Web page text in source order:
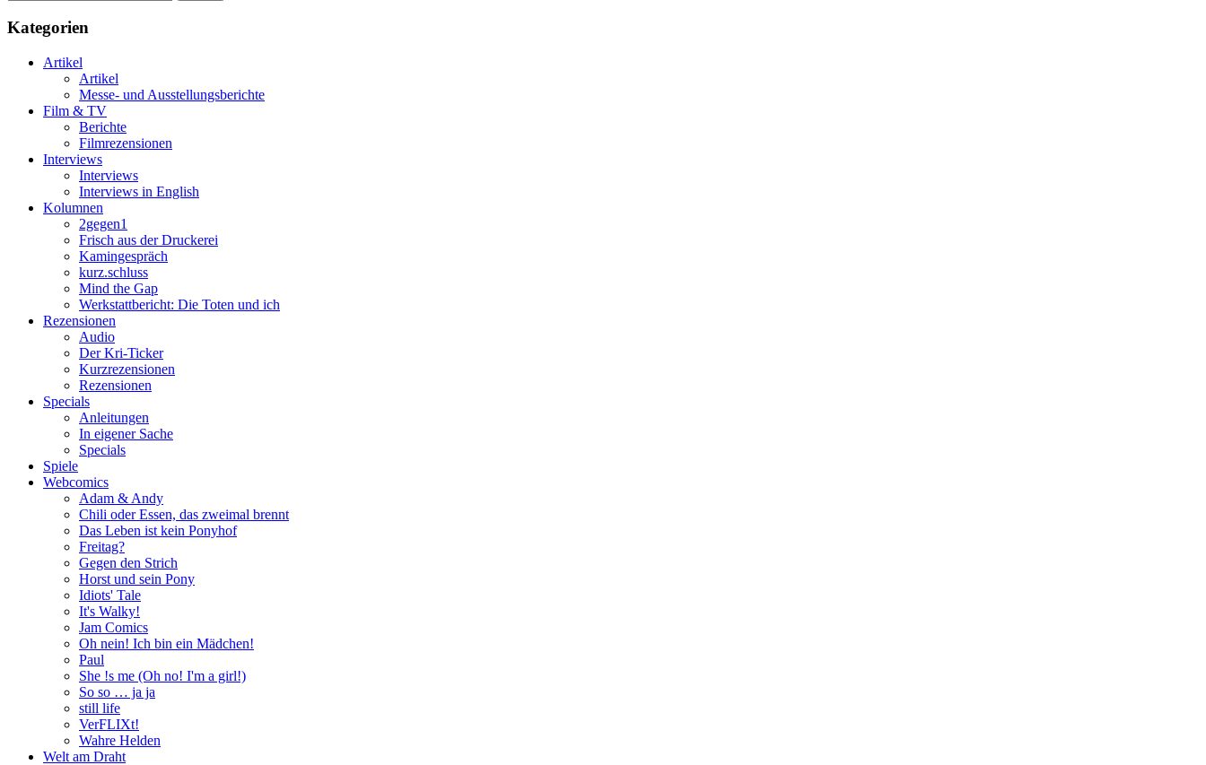
Kategorien
Artikel
Artikel
Messe- und Ausstellungsberichte
Film & TV
Berichte
Filmrezensionen
Interviews
Interviews
Interviews in English
Kolumnen
2gegen1
Frisch aus der Druckerei
Kamingespräch
kurz.schluss
Mind the Gap
Werkstattbericht: Die Toten und ich
Rezensionen
Audio
Der Kri-Ticker
Kurzrezensionen
Rezensionen
Specials
Anleitungen
In eigener Sache
Specials
Spiele
Webcomics
Adam & Andy
Chili oder Essen, das zweimal brennt
Das Leben ist kein Ponyhof
Freitag?
Gegen den Strich
Horst und sein Pony
Idiots' Tale
It's Walky!
Jam Comics
Oh nein! Ich bin ein Mädchen!
Paul
She !s me (Oh no! I'm a girl!)
So so … ja ja
still life
VerFLIXt!
Wahre Helden
Welt am Draht